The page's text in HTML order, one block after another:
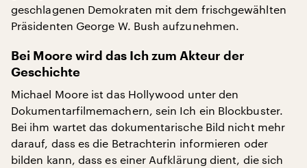
geschlagenen Demokraten mit dem frischgewählten
Präsidenten George W. Bush aufzunehmen.
Bei Moore wird das Ich zum Akteur der
Geschichte
Michael Moore ist das Hollywood unter den
Dokumentarfilmemachern, sein Ich ein Blockbuster.
Bei ihm wartet das dokumentarische Bild nicht mehr
darauf, dass es die Betrachterin informieren oder
bilden kann, dass es einer Aufklärung dient, die sich